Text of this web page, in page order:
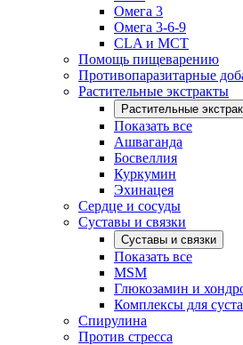
Омега 3
Омега 3-6-9
CLA и MCT
Помощь пищеварению
Противопаразитарные
Растительные экстракты
Растительные
Показать все
Ашваганда
Босвеллия
Куркумин
Эхинацея
Сердце и сосуды
Суставы и связки
Суставы и связки
Показать все
MSM
Глюкозамин и
Комплексы для
Спирулина
Против стресса